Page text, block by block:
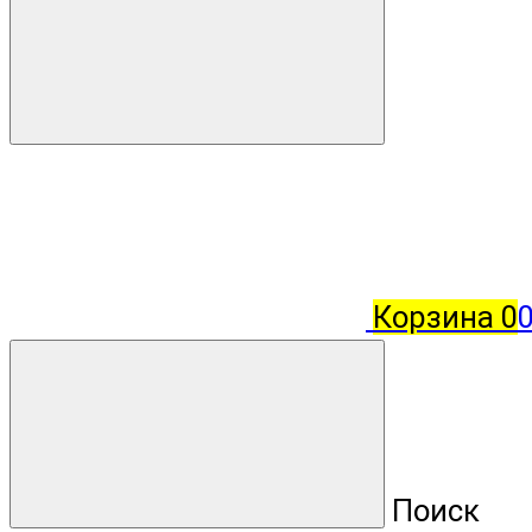
Корзина 0
Поиск